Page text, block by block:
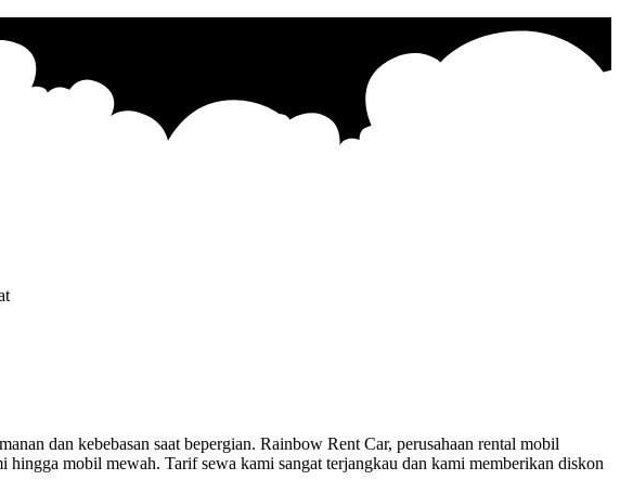
dan kebebasan saat bepergian. Rainbow Rent Car, perusahaan rental mobil
mobil mewah. Tarif sewa kami sangat terjangkau dan kami memberikan diskon